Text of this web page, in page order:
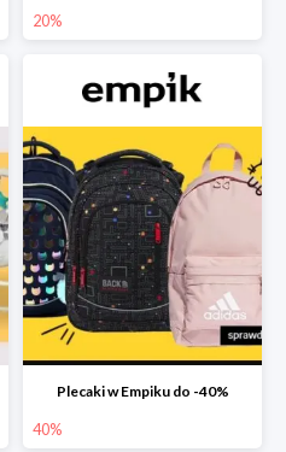
20%
Plecaki w Empiku do -40%
40%